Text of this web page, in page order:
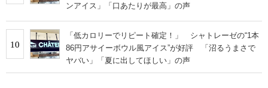
ンアイス」「口あたりが最高」の声
10
「低カロリーでリピート確定！」 シャトレーゼの“1本
86円アサイーボウル風アイス”が好評 「沼るうまさで
ヤバい」「夏に出してほしい」の声